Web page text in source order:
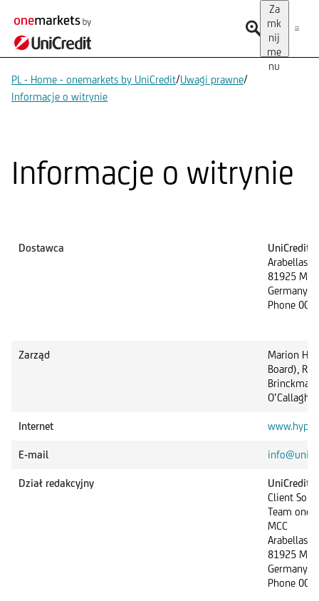
Za
mk
nij
me
nu
PL - Home - onemarkets by UniCredit/Uwagi prawne/
Informacje o witrynie
Informacje o witrynie
Dostawca
UniCredit
Arabellastr.
81925
Germany
Phone
Zarząd
Marion
Board),
Internet
E-mail
Dział redakcyjny
UniCredit
Client
Team
MCC
Arabellastr.
81925
Germany
Phone